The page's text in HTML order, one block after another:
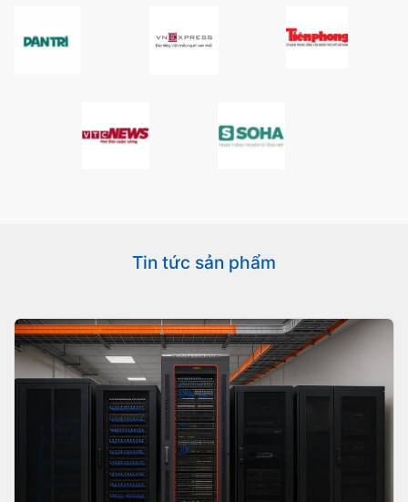
Tin tức sản phẩm